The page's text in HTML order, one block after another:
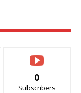
0
Subscribers